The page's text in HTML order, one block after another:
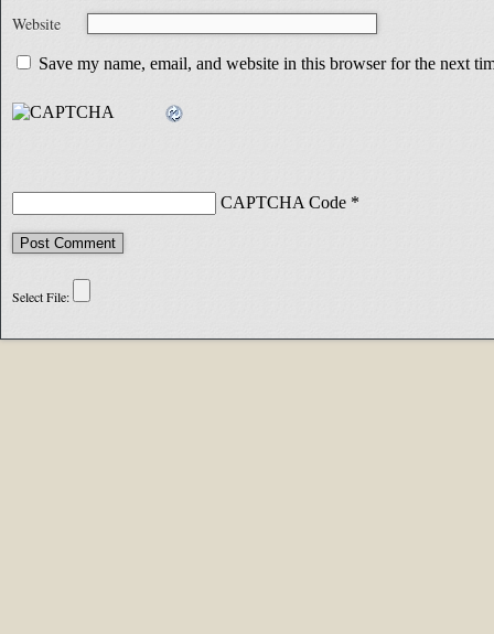
Website
Save my name, email, and website in this browser for the next
CAPTCHA Code *